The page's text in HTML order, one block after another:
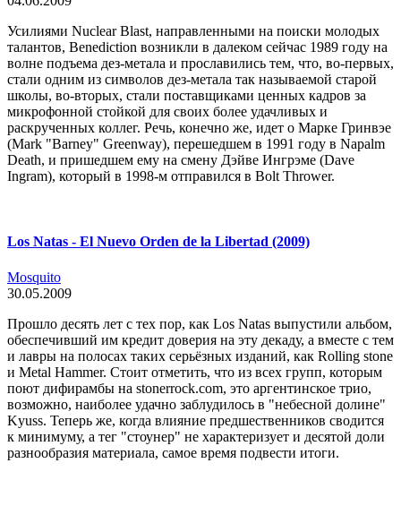
Усилиями Nuclear Blast, направленными на поиски молодых
талантов, Benediction возникли в далеком сейчас 1989 году на
волне подъема дез-метала и прославились тем, что, во-первых,
стали одним из символов дез-метала так называемой старой
школы, во-вторых, стали поставщиками ценных кадров за
микрофонной стойкой для своих более удачливых и
раскрученных коллег. Речь, конечно же, идет о Марке Гринвэе
(Mark "Barney" Greenway), перешедшем в 1991 году в Napalm
Death, и пришедшем ему на смену Дэйве Ингрэме (Dave
Ingram), который в 1998-м отправился в Bolt Thrower.
Los Natas - El Nuevo Orden de la Libertad (2009)
Mosquito
30.05.2009
Прошло десять лет с тех пор, как Los Natas выпустили альбом,
обеспечивший им кредит доверия на эту декаду, а вместе с тем
и лавры на полосах таких серьёзных изданий, как Rolling stone
и Metal Hammer. Стоит отметить, что из всех групп, которым
поют дифирамбы на stonerrock.com, это аргентинское трио,
возможно, наиболее удачно заблудилось в "небесной долине"
Kyuss. Теперь же, когда влияние предшественников сводится
к минимуму, а тег "стоунер" не характеризует и десятой доли
разнообразия материала, самое время подвести итоги.